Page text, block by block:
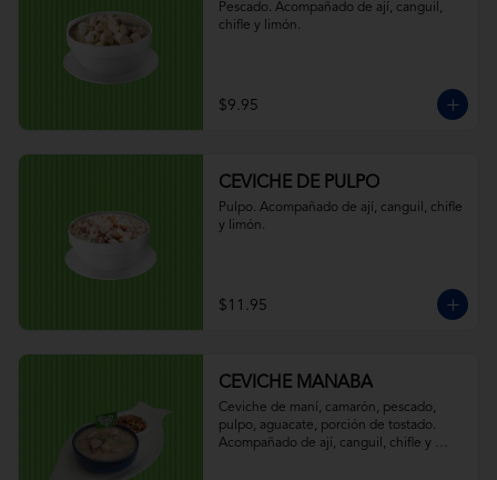
Pescado. Acompañado de ají, canguil,
chifle y limón.
$9.95
CEVICHE DE PULPO
Pulpo. Acompañado de ají, canguil, chifle
y limón.
$11.95
CEVICHE MANABA
Ceviche de maní, camarón, pescado,
pulpo, aguacate, porción de tostado.
Acompañado de ají, canguil, chifle y